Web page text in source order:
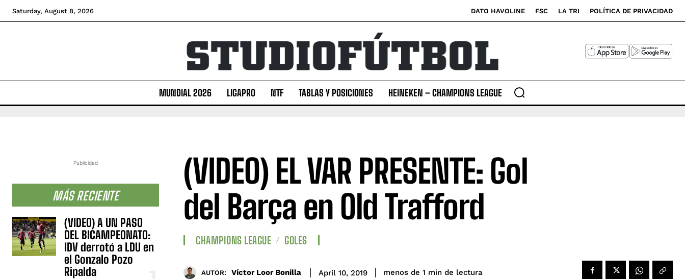
Saturday, August 8, 2026 DATO HAVOLINE FSC LA TRI POLÍTICA DE PRIVACIDAD
MUNDIAL 2026 LIGAPRO NTF TABLAS Y POSICIONES HEINEKEN – CHAMPIONS LEAGUE
Publicidad
MÁS RECIENTE
(VIDEO) A UN PASO
DEL BICAMPEONATO:
IDV derrotó a LDU en
el Gonzalo Pozo
Ripalda
(VIDEO) EL VAR PRESENTE: Gol
del Barça en Old Trafford
CHAMPIONS LEAGUE GOLES
AUTOR: Víctor Loor Bonilla April 10, 2019 menos de 1 min de lectura